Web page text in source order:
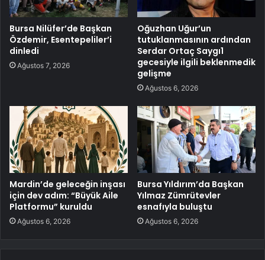
Bursa Nilüfer’de Başkan
Özdemir, Esentepeliler’i
dinledi
Ağustos 7, 2026
Oğuzhan Uğur’un
tutuklanmasının ardından
Serdar Ortaç Saygı1
gecesiyle ilgili beklenmedik
gelişme
Ağustos 6, 2026
Mardin’de geleceğin inşası
için dev adım: “Büyük Aile
Platformu” kuruldu
Ağustos 6, 2026
Bursa Yıldırım’da Başkan
Yılmaz Zümrütevler
esnafıyla buluştu
Ağustos 6, 2026